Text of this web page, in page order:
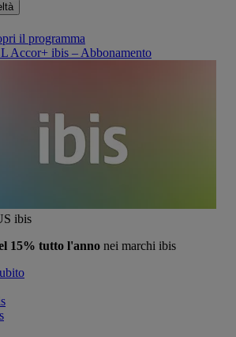
il programma
Accor+ ibis – Abbonamento
ibis
15% tutto l'anno nei marchi ibis